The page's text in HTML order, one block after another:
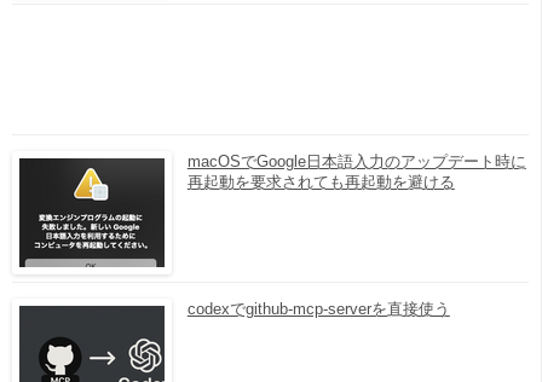
macOSでGoogle日本語入力のアップデート時に
再起動を要求されても再起動を避ける
codexでgithub-mcp-serverを直接使う